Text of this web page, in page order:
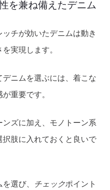
を兼ね備えたデニム
チが効いたデニムは動き
実現します。
ニムを選ぶには、着こな
重要です。
ズに加え、モノトーン系
肢に入れておくと良いで
選び、 チェックポイント